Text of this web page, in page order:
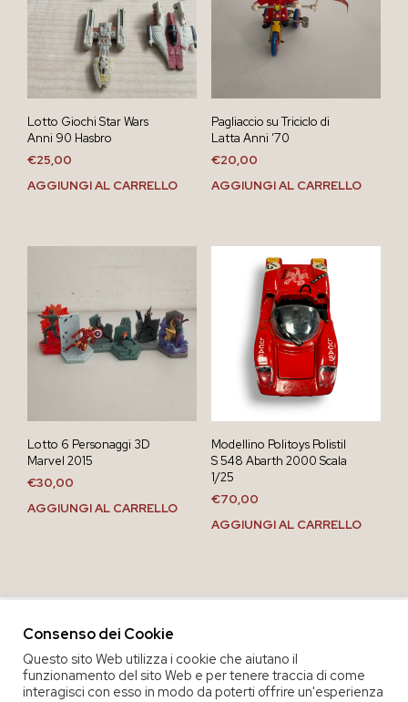
Lotto Giochi Star Wars
Anni 90 Hasbro
€25,00
AGGIUNGI AL CARRELLO
Pagliaccio su Triciclo di
Latta Anni ’70
€20,00
AGGIUNGI AL CARRELLO
Lotto 6 Personaggi 3D
Marvel 2015
€30,00
AGGIUNGI AL CARRELLO
Modellino Politoys Polistil
S 548 Abarth 2000 Scala
1/25
€70,00
AGGIUNGI AL CARRELLO
Consenso dei Cookie
Questo sito Web utilizza i cookie che aiutano il
funzionamento del sito Web e per tenere traccia di come
interagisci con esso in modo da poterti offrire un'esperienza